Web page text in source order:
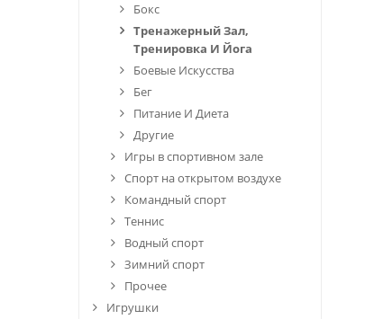
Бокс
Тренажерный Зал,
Тренировка И Йога
Боевые Искусства
Бег
Питание И Диета
Другие
Игры в спортивном зале
Спорт на открытом воздухе
Командный спорт
Теннис
Водный спорт
Зимний спорт
Прочее
Игрушки